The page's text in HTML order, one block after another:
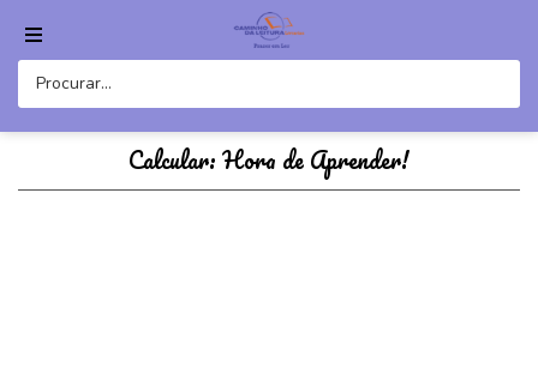
Calcular: Hora de Aprender!